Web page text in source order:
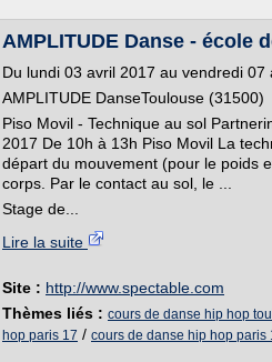
AMPLITUDE Danse - école
Du lundi 03 avril 2017 au vendredi 07
AMPLITUDE DanseToulouse (31500)
Piso Movil - Technique au sol
2017 De 10h à 13h Piso Movil La
départ du mouvement (pour le poids
corps. Par le contact au sol, le ...
Stage de...
Lire la suite
Site : http://www.spectable.com
Thèmes liés : cours de danse hip hop
hop paris 17 / cours de danse hip hop paris